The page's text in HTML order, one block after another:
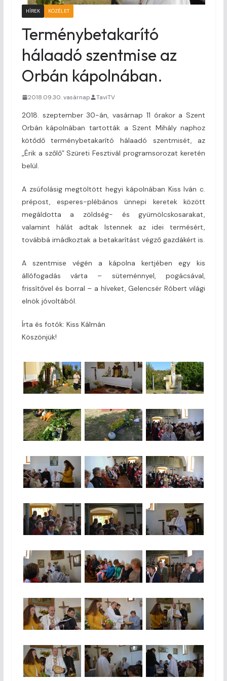
HÍREK KÖZÉLET
Terménybetakarító
hálaadó szentmise az
Orbán kápolnában.
2018.09.30. vasárnap TaviTV
2018. szeptember 30-án, vasárnap 11 órakor a Szent
Orbán kápolnában tartották a Szent Mihály naphoz
kötődő terménybetakarító hálaadó szentmisét, az
„Érik a szőlő” Szüreti Fesztivál programsorozat keretén
belül.
A zsúfolásig megtöltött hegyi kápolnában Kiss Iván c.
prépost, esperes-plébános ünnepi keretek között
megáldotta a zöldség- és gyümölcskosarakat,
valamint hálát adtak Istennek az idei termésért,
továbbá imádkoztak a betakarítást végző gazdákért is.
A szentmise végén a kápolna kertjében egy kis
állófogadás várta – süteménnyel, pogácsával,
frissítővel és borral – a híveket, Gelencsér Róbert világi
elnök jóvoltából.
Írta és fotók: Kiss Kálmán
Köszönjük!